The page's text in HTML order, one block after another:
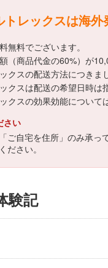
トレックスは海外
無料でございます。
（商品代金の60%）が
クスの配送方法につきま
クスは配送の希望日時は
クスの効果効能について
さい
ご自宅を住所」のみ承っ
ださい。
験記